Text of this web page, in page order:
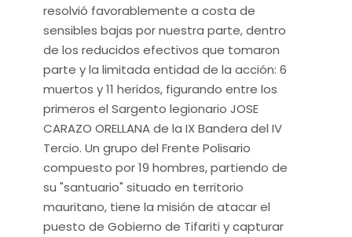
resolvió favorablemente a costa de
sensibles bajas por nuestra parte, dentro
de los reducidos efectivos que tomaron
parte y la limitada entidad de la acción: 6
muertos y 11 heridos, figurando entre los
primeros el Sargento legionario JOSE
CARAZO ORELLANA de la IX Bandera del IV
Tercio. Un grupo del Frente Polisario
compuesto por 19 hombres, partiendo de
su "santuario" situado en territorio
mauritano, tiene la misión de atacar el
puesto de Gobierno de Tifariti y capturar